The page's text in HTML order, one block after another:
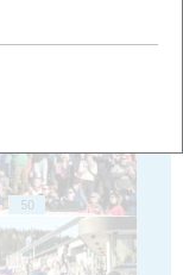
50